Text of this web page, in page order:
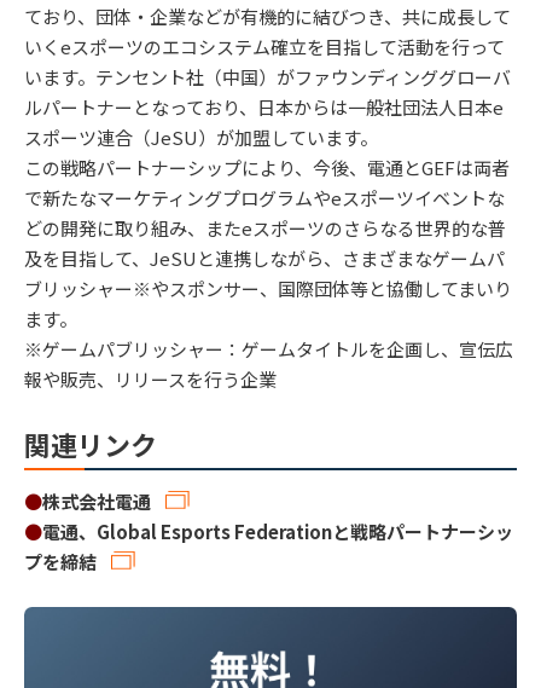
ており、団体・企業などが有機的に結びつき、共に成長して
いくeスポーツのエコシステム確立を目指して活動を行って
います。テンセント社（中国）がファウンディンググローバ
ルパートナーとなっており、日本からは一般社団法人日本e
スポーツ連合（JeSU）が加盟しています。
この戦略パートナーシップにより、今後、電通とGEFは両者
で新たなマーケティングプログラムやeスポーツイベントな
どの開発に取り組み、またeスポーツのさらなる世界的な普
及を目指して、JeSUと連携しながら、さまざまなゲームパ
ブリッシャー※やスポンサー、国際団体等と協働してまいり
ます。
※ゲームパブリッシャー：ゲームタイトルを企画し、宣伝広
報や販売、リリースを行う企業
関連リンク
●株式会社電通
●電通、Global Esports Federationと戦略パートナーシッ
プを締結